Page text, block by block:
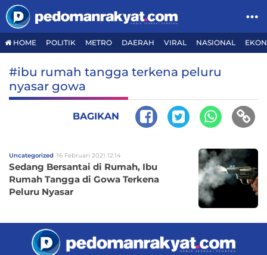
HOME POLITIK METRO DAERAH VIRAL NASIONAL
#ibu rumah tangga terkena peluru
nyasar gowa
BAGIKAN
Uncategorized 16 Februari 2021 12:14
Sedang Bersantai di Rumah, Ibu
Rumah Tangga di Gowa Terkena
Peluru Nyasar